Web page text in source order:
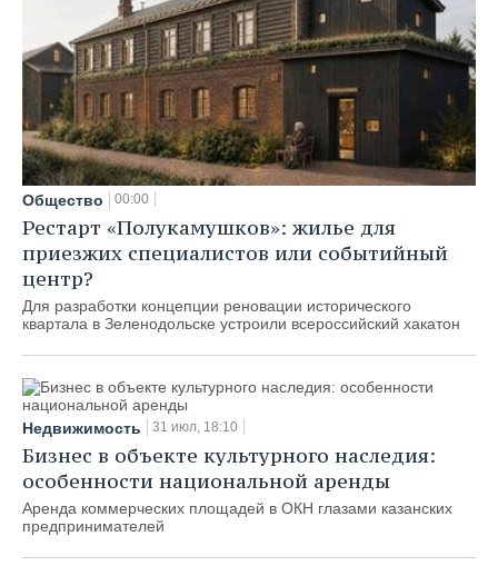
Общество 00:00
Рестарт «Полукамушков»: жилье для
приезжих специалистов или событийный
центр?
Для разработки концепции реновации исторического
квартала в Зеленодольске устроили всероссийский хакатон
Недвижимость 31 июл, 18:10
Бизнес в объекте культурного наследия:
особенности национальной аренды
Аренда коммерческих площадей в ОКН глазами казанских
предпринимателей